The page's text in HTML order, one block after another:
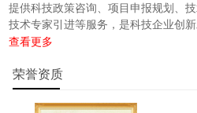
提供科技政策咨询、项目申报规划、
技术专家引进等服务，是科技企业创
查看更多
荣誉资质